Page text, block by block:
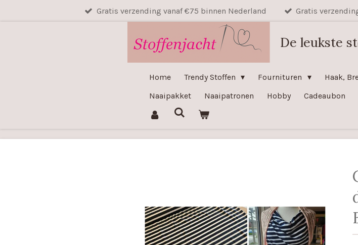
Gratis verzending vanaf €75 binnen Nederland Gratis
De leukste
Home Trendy Stoffen Fournituren Haak,
Naaipakket
Naaipatronen Hobby Cadeaubon